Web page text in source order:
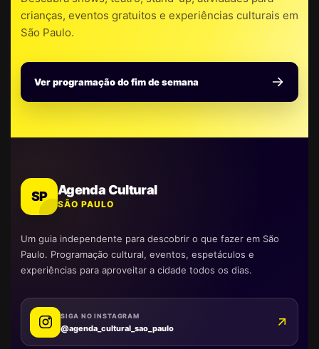
crianças, eventos gratuitos e experiências culturais em
São Paulo.
Ver programação do fim de semana
SP Agenda Cultural
SÃO PAULO
Um guia independente para descobrir o que fazer em São
Paulo. Programação cultural, eventos, espetáculos e
experiências para aproveitar a cidade todos os dias.
SIGA NO INSTAGRAM
@agenda_cultural_sao_paulo